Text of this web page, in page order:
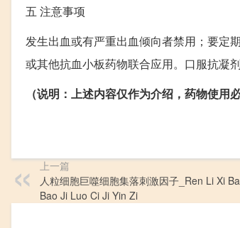
五 注意事项
发生出血或有严重出血倾向者禁用；要定
或其他抗血小板药物联合应用。口服抗凝
（说明：上述内容仅作为介绍，药物使用
上一篇
人粒细胞巨噬细胞集落刺激因子_Ren Li Xi
Bao Ji Luo Ci Ji Yin Zi